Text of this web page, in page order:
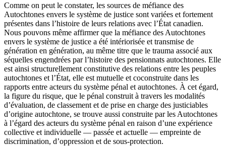
Comme on peut le constater, les sources de méfiance des
Autochtones envers le système de justice sont variées et fortement
présentes dans l’histoire de leurs relations avec l’État canadien.
Nous pouvons même affirmer que la méfiance des Autochtones
envers le système de justice a été intériorisée et transmise de
génération en génération, au même titre que le trauma associé aux
séquelles engendrées par l’histoire des pensionnats autochtones. Elle
est ainsi structurellement constitutive des relations entre les peuples
autochtones et l’État, elle est mutuelle et coconstruite dans les
rapports entre acteurs du système pénal et autochtones. À cet égard,
la figure du risque, que le pénal construit à travers les modalités
d’évaluation, de classement et de prise en charge des justiciables
d’origine autochtone, se trouve aussi construite par les Autochtones
à l’égard des acteurs du système pénal en raison d’une expérience
collective et individuelle — passée et actuelle — empreinte de
discrimination, d’oppression et de sous-protection.